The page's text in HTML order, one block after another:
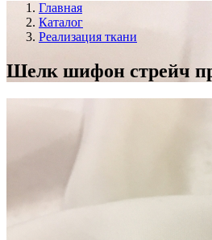
Главная
Каталог
Реализация ткани
Шелк шифон стрейч